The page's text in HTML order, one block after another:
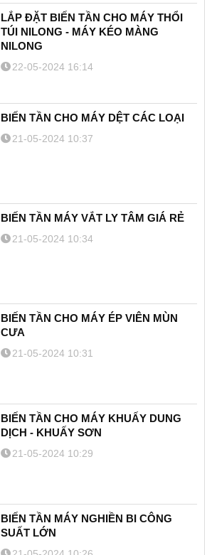
LẮP ĐẶT BIẾN TẦN CHO MÁY THỔI
TÚI NILONG - MÁY KÉO MÀNG
NILONG
22-05-2024 16:14
BIẾN TẦN CHO MÁY DỆT CÁC LOẠI
21-05-2024 10:37
BIẾN TẦN MÁY VẮT LY TÂM GIÁ RẺ
21-05-2024 10:34
BIẾN TẦN CHO MÁY ÉP VIÊN MÙN
CƯA
21-05-2024 10:31
BIẾN TẦN CHO MÁY KHUẤY DUNG
DỊCH - KHUẤY SƠN
21-05-2024 10:29
BIẾN TẦN MÁY NGHIỀN BI CÔNG
SUẤT LỚN